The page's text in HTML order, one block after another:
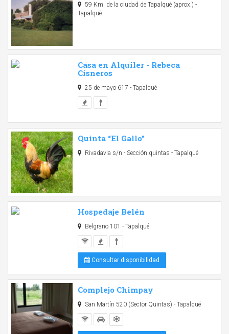
59 Km. de la ciudad de Tapalqué (aprox.) -
Tapalqué
Casa en Alquiler - Rebeca
Cisneros
25 de mayo 617 - Tapalqué
Quinta “El Gallo”
Rivadavia s/n - Sección quintas - Tapalqué
Hospedaje Belén
Belgrano 101 - Tapalqué
Consultar disponibilidad
Complejo Chimpay
San Martín 520 (Sector Quintas) - Tapalqué